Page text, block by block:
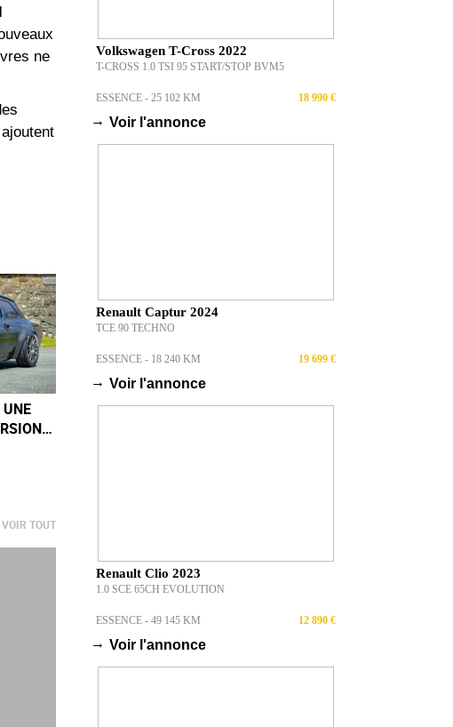
ne
VOIR TOUT
Volkswagen T-Cross 2022
T-CROSS 1.0 TSI 95 START/STOP BVM5
ESSENCE - 25 102 KM 18 990 €
→ Voir l'annonce
Renault Captur 2024
TCE 90 TECHNO
ESSENCE - 18 240 KM 19 699 €
→ Voir l'annonce
Renault Clio 2023
1.0 SCE 65CH EVOLUTION
ESSENCE - 49 145 KM 12 890 €
→ Voir l'annonce